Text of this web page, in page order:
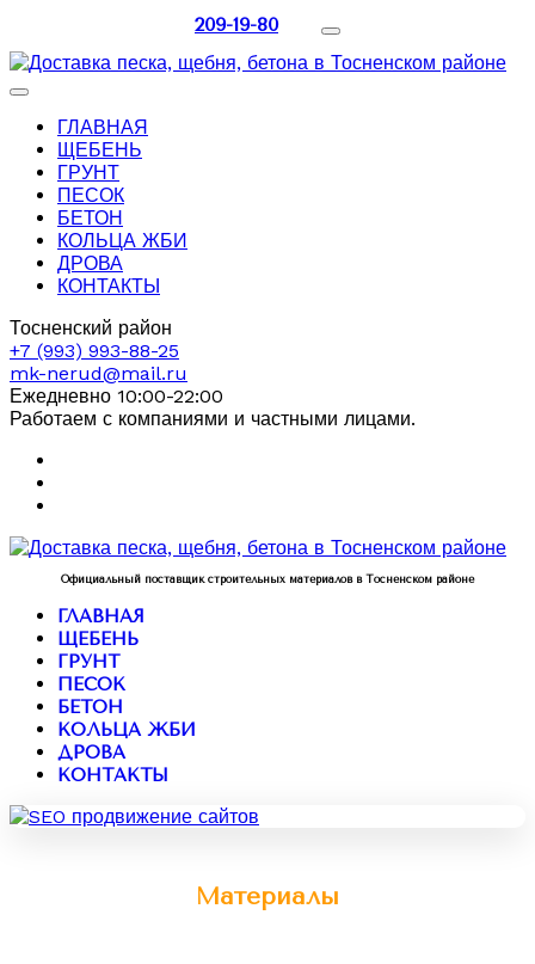
209-19-80
ГЛАВНАЯ
ЩЕБЕНЬ
ГРУНТ
ПЕСОК
БЕТОН
КОЛЬЦА ЖБИ
ДРОВА
КОНТАКТЫ
Тосненский район
+7 (993) 993-88-25
mk-nerud@mail.ru
Ежедневно 10:00-22:00
Работаем с компаниями и частными лицами.
Официальный поставщик строительных материалов в Тосненском районе
ГЛАВНАЯ
ЩЕБЕНЬ
ГРУНТ
ПЕСОК
БЕТОН
КОЛЬЦА ЖБИ
ДРОВА
КОНТАКТЫ
Материалы